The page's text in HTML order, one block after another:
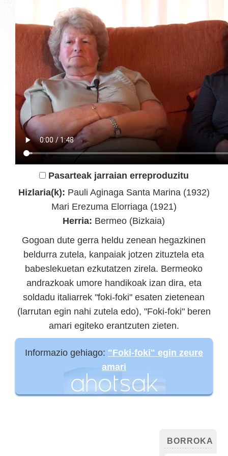
Pasarteak jarraian erreproduzitu
Hizlaria(k): Pauli Aginaga Santa Marina (1932)
Mari Erezuma Elorriaga (1921)
Herria: Bermeo (Bizkaia)
Gogoan dute gerra heldu zenean hegazkinen
beldurra zutela, kanpaiak jotzen zituztela eta
babeslekuetan ezkutatzen zirela. Bermeoko
andrazkoak umore handikoak izan dira, eta
soldadu italiarrek "foki-foki" esaten zietenean
(larrutan egin nahi zutela edo), "Foki-foki" beren
amari egiteko erantzuten zieten.
Informazio gehiago: "Foki-foki" egin zeure
amari
BORROKA